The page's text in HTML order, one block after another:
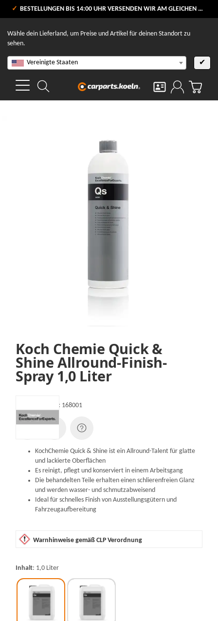
VERSANDKOSTENFREI AB 80 €
BESTELLUNGEN BIS 14:00 UHR VERSENDEN WIR AM GLEICHEN WERKTAG
Wähle dein Lieferland, um Preise und Artikel für deinen Standort zu
sehen.
Vereinigte Staaten ✔
Koch Chemie Quick &
Shine Allround-Finish-
Spray 1,0 Liter
Artikelnummer: 168001
KochChemie Quick & Shine ist ein Allround-Talent für glatte
und lackierte Oberflächen
Es reinigt, pflegt und konserviert in einem Arbeitsgang
Die behandelten Teile erhalten einen schlierenfreien Glanz
und werden wasser- und schmutzabweisend
Ideal für schnelles Finish von Ausstellungsgütern und
Fahrzeugaufbereitung
Warnhinweise gemäß CLP Verordnung
Inhalt 1,0 Liter